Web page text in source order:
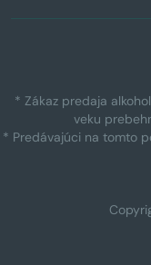
* Zákaz predaja
veku
* Predávajúci na tomto